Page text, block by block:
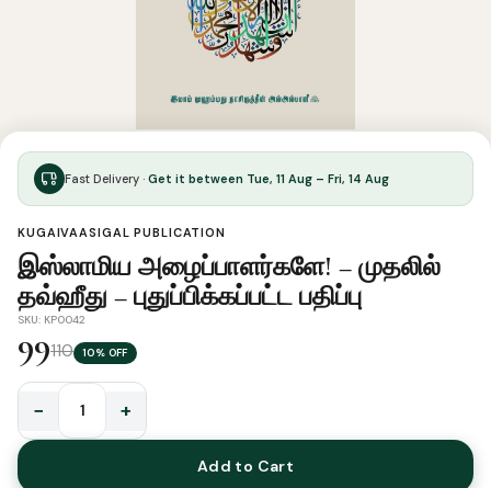
Fast Delivery · Get it between Tue, 11 Aug – Fri, 14 Aug
KUGAIVAASIGAL PUBLICATION
இஸ்லாமிய அழைப்பாளர்களே! – முதலில்
தவ்ஹீது – புதுப்பிக்கப்பட்ட பதிப்பு
SKU: KP0042
99110 10% OFF
இஸ்லாமிய
அழைப்பாளர்களே!
-
− +
Add to Cart